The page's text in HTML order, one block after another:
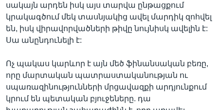
սակայն արդեն իսկ այս տարվա ընթացքում
կրակագծում մեկ տասնյակից ավել մարդիկ զոհվել
են, իսկ վիրավորվածների թիվը նույնիսկ ավելին է:
Սա անընդունելի է:
Ոչ պակաս կարևոր է այն մեծ ֆինանսական բեռը,
որը մարտական պատրաստականության ու
սպառազինությունների մրցավազքի արդյունքում
կրում են պետական բյուջեները. դա